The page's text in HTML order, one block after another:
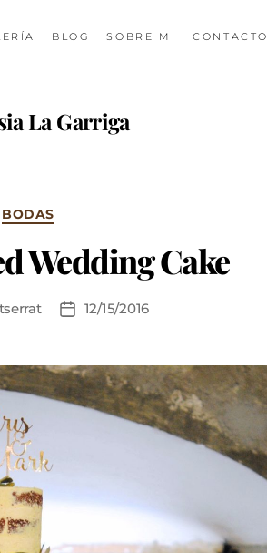
BLOG SOBRE MI CONTACTO
La Garriga
BODAS
Wedding Cake
12/15/2016